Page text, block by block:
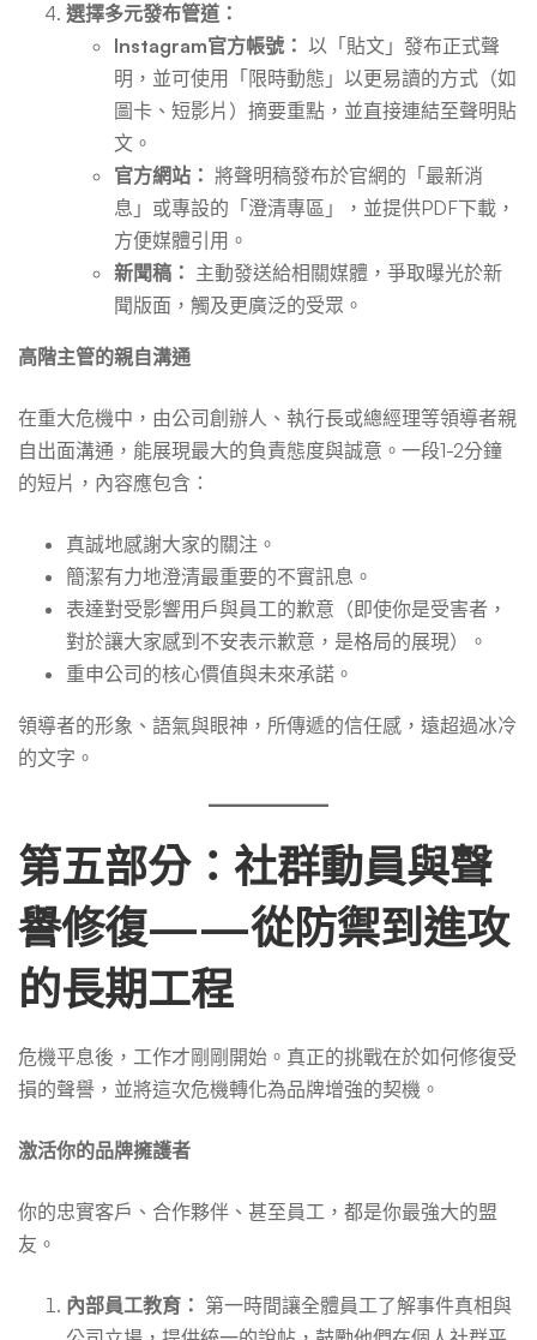
選擇多元發布管道：
Instagram官方帳號： 以「貼文」發布正式聲
明，並可使用「限時動態」以更易讀的方式（如
圖卡、短影片）摘要重點，並直接連結至聲明貼
文。
官方網站： 將聲明稿發布於官網的「最新消
息」或專設的「澄清專區」，並提供PDF下載，
方便媒體引用。
新聞稿： 主動發送給相關媒體，爭取曝光於新
聞版面，觸及更廣泛的受眾。
高階主管的親自溝通
在重大危機中，由公司創辦人、執行長或總經理等領導者親
自出面溝通，能展現最大的負責態度與誠意。一段1-2分鐘
的短片，內容應包含：
真誠地感謝大家的關注。
簡潔有力地澄清最重要的不實訊息。
表達對受影響用戶與員工的歉意（即使你是受害者，
對於讓大家感到不安表示歉意，是格局的展現）。
重申公司的核心價值與未來承諾。
領導者的形象、語氣與眼神，所傳遞的信任感，遠超過冰冷
的文字。
第五部分：社群動員與聲
譽修復——從防禦到進攻
的長期工程
危機平息後，工作才剛剛開始。真正的挑戰在於如何修復受
損的聲譽，並將這次危機轉化為品牌增強的契機。
激活你的品牌擁護者
你的忠實客戶、合作夥伴、甚至員工，都是你最強大的盟
友。
內部員工教育： 第一時間讓全體員工了解事件真相與